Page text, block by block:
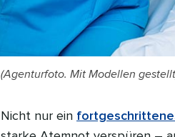
(Agenturfoto. Mit Modellen
Nicht nur ein